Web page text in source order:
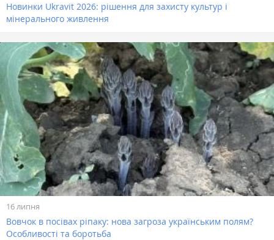
Новинки Ukravit 2026: рішення для захисту культур і
мінерального живлення
16 липня
Вовчок в посівах ріпаку: нова загроза українським полям?
Особливості та боротьба